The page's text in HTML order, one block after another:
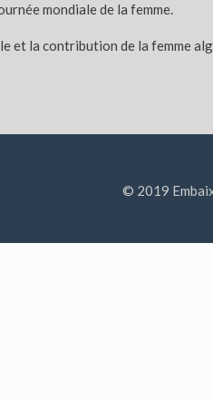
mondiale de la femme.
et la contribution de la femme
© 2019